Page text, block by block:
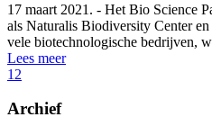
17 maart 2021. - Het Bio Science
als Naturalis Biodiversity Center
vele biotechnologische bedrijven,
Lees meer
1 2
Archief